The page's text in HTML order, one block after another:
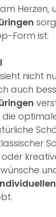
Herzen,
Form ist.
nicht
auch
die